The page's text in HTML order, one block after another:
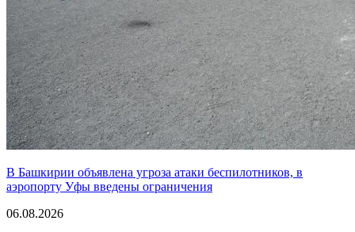
В Башкирии объявлена угроза атаки беспилотников, в
аэропорту Уфы введены ограничения
06.08.2026